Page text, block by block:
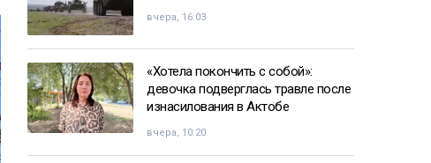
вчера, 16:03
«Хотела покончить с собой»:
девочка подверглась травле после
изнасилования в Актобе
вчера, 10:20